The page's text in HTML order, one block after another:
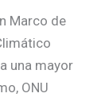
Marco de
una mayor
ONU